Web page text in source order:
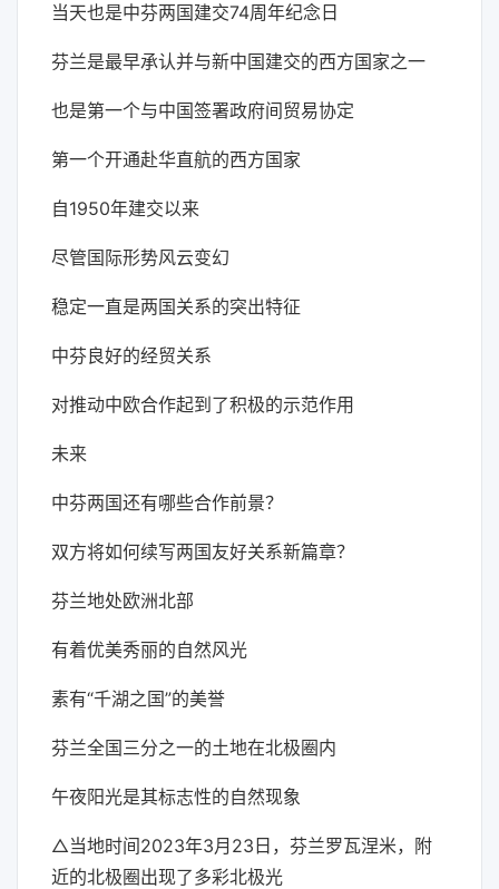
当天也是中芬两国建交74周年纪念日
芬兰是最早承认并与新中国建交的西方国家之一
也是第一个与中国签署政府间贸易协定
第一个开通赴华直航的西方国家
自1950年建交以来
尽管国际形势风云变幻
稳定一直是两国关系的突出特征
中芬良好的经贸关系
对推动中欧合作起到了积极的示范作用
未来
中芬两国还有哪些合作前景？
双方将如何续写两国友好关系新篇章？
芬兰地处欧洲北部
有着优美秀丽的自然风光
素有“千湖之国”的美誉
芬兰全国三分之一的土地在北极圈内
午夜阳光是其标志性的自然现象
△当地时间2023年3月23日，芬兰罗瓦涅米，附
近的北极圈出现了多彩北极光